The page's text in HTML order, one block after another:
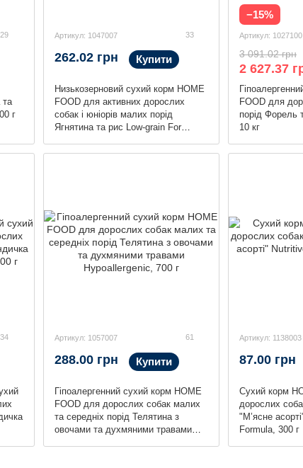
29
та
г
Артикул: 1047007 33
Низькозерновий сухий корм HOME
FOOD для активних дорослих
собак і юніорів малих порід
Ягнятина та рис Low-grain For
262.02 грн Купити
−15%
Артикул: 1027100
FOOD для
порід Форель
10 кг
3 091.02 грн
2 627.37
34 Артикул: 1057007 61
Гіпоалергенний сухий корм HOME
FOOD для дорослих собак малих
та середніх порід Телятина з
овочами та духмяними травами
288.00 грн Купити
Артикул: 1138003
Сухий корм
дорослих
"М’ясне
Formula, 300 г
87.00 грн